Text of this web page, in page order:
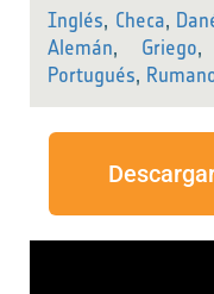
Inglés, Checa,
Alemán, Griego,
Portugués,